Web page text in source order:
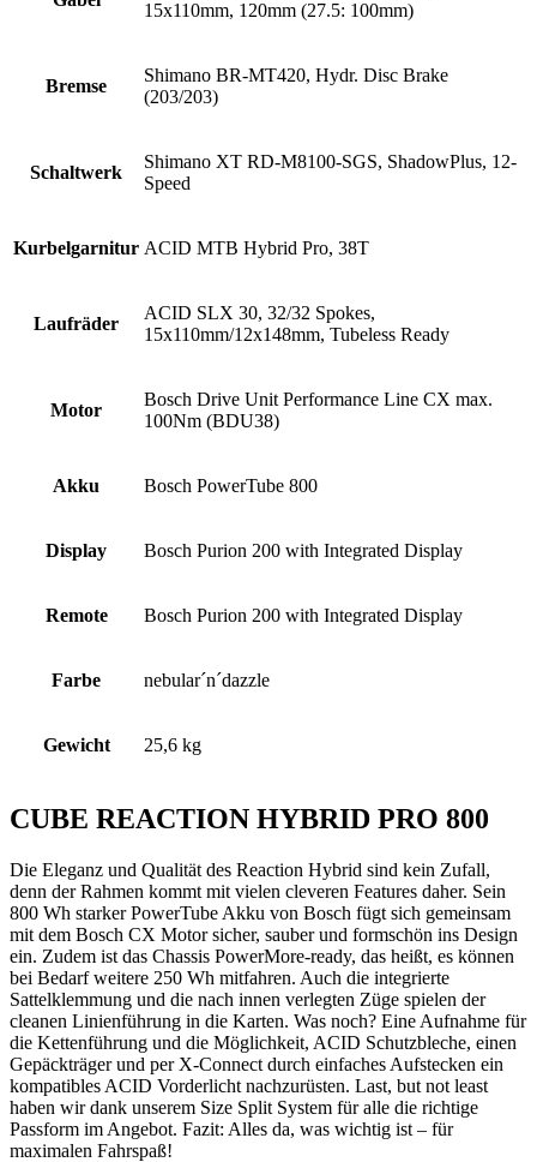
15x110mm, 120mm (27.5: 100mm)
Bremse
Shimano BR-MT420, Hydr. Disc Brake
(203/203)
Schaltwerk
Shimano XT RD-M8100-SGS, ShadowPlus, 12-
Speed
Kurbelgarnitur ACID MTB Hybrid Pro, 38T
Laufräder
ACID SLX 30, 32/32 Spokes,
15x110mm/12x148mm, Tubeless Ready
Motor
Bosch Drive Unit Performance Line CX max.
100Nm (BDU38)
Akku Bosch PowerTube 800
Display Bosch Purion 200 with Integrated Display
Remote Bosch Purion 200 with Integrated Display
Farbe nebular´n´dazzle
Gewicht 25,6 kg
CUBE REACTION HYBRID PRO 800
Die Eleganz und Qualität des Reaction Hybrid sind kein Zufall,
denn der Rahmen kommt mit vielen cleveren Features daher. Sein
800 Wh starker PowerTube Akku von Bosch fügt sich gemeinsam
mit dem Bosch CX Motor sicher, sauber und formschön ins Design
ein. Zudem ist das Chassis PowerMore-ready, das heißt, es können
bei Bedarf weitere 250 Wh mitfahren. Auch die integrierte
Sattelklemmung und die nach innen verlegten Züge spielen der
cleanen Linienführung in die Karten. Was noch? Eine Aufnahme für
die Kettenführung und die Möglichkeit, ACID Schutzbleche, einen
Gepäckträger und per X-Connect durch einfaches Aufstecken ein
kompatibles ACID Vorderlicht nachzurüsten. Last, but not least
haben wir dank unserem Size Split System für alle die richtige
Passform im Angebot. Fazit: Alles da, was wichtig ist – für
maximalen Fahrspaß!